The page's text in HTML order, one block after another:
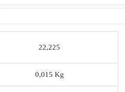
22,225
0,015 Kg